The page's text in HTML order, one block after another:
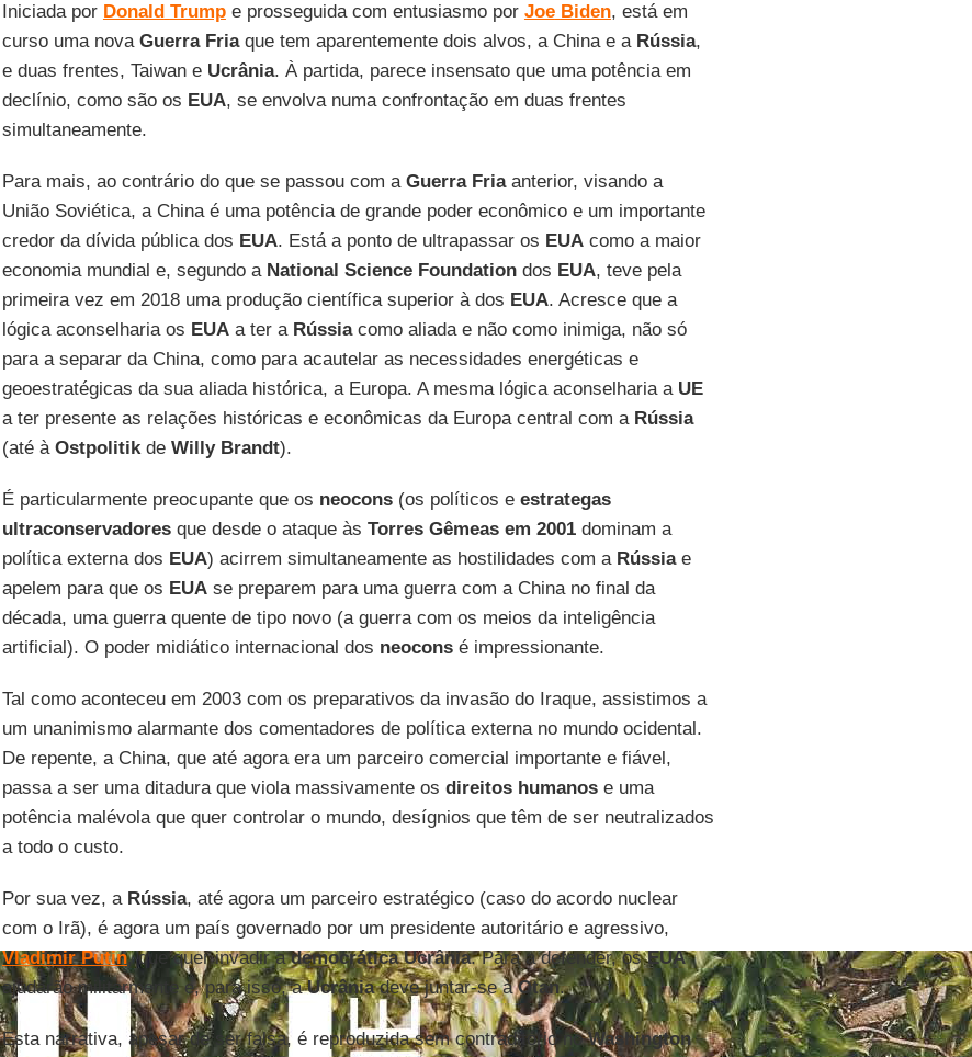
Iniciada por Donald Trumpe prosseguida com entusiasmo por Joe Biden, está em
curso uma nova Guerra Friaque tem aparentemente dois alvos, a China e a Rússia,
e duas frentes, Taiwan e Ucrânia. À partida, parece insensato que uma potência em
declínio, como são os EUA, se envolva numa confrontação em duas frentes
simultaneamente.
Para mais, ao contrário do que se passou com a Guerra Friaanterior, visando a
União Soviética, a China é uma potência de grande poder econômico e um importante
credor da dívida pública dos EUA. Está a ponto de ultrapassar os EUAcomo a maior
economia mundial e, segundo a National Science Foundationdos EUA, teve pela
primeira vez em 2018 uma produção científica superior à dos EUA. Acresce que a
lógica aconselharia os EUAa ter a Rússiacomo aliada e não como inimiga, não só
para a separar da China, como para acautelar as necessidades energéticas e
geoestratégicas da sua aliada histórica, a Europa. A mesma lógica aconselharia a UE
a ter presente as relações históricas e econômicas da Europa central com a Rússia
(até à Ostpolitikde Willy Brandt).
É particularmente preocupante que os neocons(os políticos e estrategas
ultraconservadoresque desde o ataque às Torres Gêmeas em 2001dominam a
política externa dos EUA) acirrem simultaneamente as hostilidades com a Rússiae
apelem para que os EUAse preparem para uma guerra com a China no final da
década, uma guerra quente de tipo novo (a guerra com os meios da inteligência
artificial). O poder midiático internacional dos neoconsé impressionante.
Tal como aconteceu em 2003 com os preparativos da invasão do Iraque, assistimos a
um unanimismo alarmante dos comentadores de política externa no mundo ocidental.
De repente, a China, que até agora era um parceiro comercial importante e fiável,
passa a ser uma ditadura que viola massivamente os direitos humanose uma
potência malévola que quer controlar o mundo, desígnios que têm de ser neutralizados
a todo o custo.
Por sua vez, a Rússia, até agora um parceiro estratégico (caso do acordo nuclear
com o Irã), é agora um país governado por um presidente autoritário e agressivo,
Vladimir Putin, que quer invadir ademocrática Ucrânia. Para a defender, osEUA
ajudarão militarmente e, para isso, aUcrâniadeve juntar-se àOtan.
Esta narrativa, apesar de ser falsa, é reproduzida sem contraditório noWashington